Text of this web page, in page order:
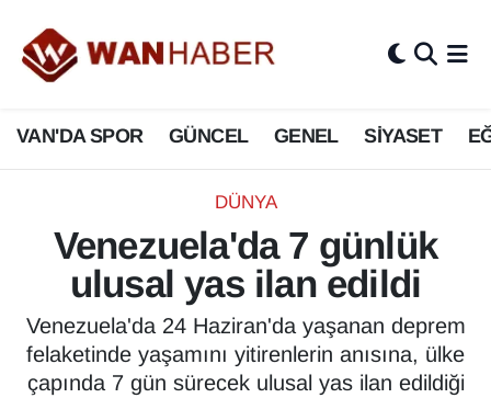
VAN'DA SPOR GÜNCEL GENEL SİYASET
DÜNYA
Venezuela'da 7 günlük
ulusal yas ilan edildi
Venezuela'da 24 Haziran'da yaşanan deprem
felaketinde yaşamını yitirenlerin anısına, ülke
çapında 7 gün sürecek ulusal yas ilan edildiği
3.SAYFA
ASAYİŞ
BİLİM VE TEKNOLOJİ
Biyografi
Bölge Haberleri
ÇEVRE
Van Nöbetçi Eczaneler
Van Hava Durumu
Van Namaz Vakitleri
Van Trafik Yoğunluk Haritası
Süper Lig Puan Durumu ve Fikstür
Tüm Manşetler